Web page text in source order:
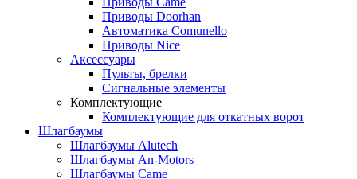
Приводы Doorhan
Автоматика Comunello
Приводы Nice
Аксессуары
Пульты, брелки
Сигнальные элементы
Комплектующие
Комплектующие для откатных ворот
Шлагбаумы
Шлагбаумы Alutech
Шлагбаумы An-Motors
Шлагбаумы Came